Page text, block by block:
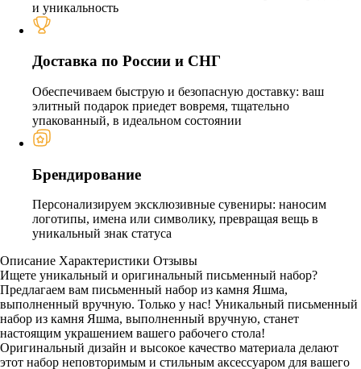
и уникальность
Доставка по России и СНГ
Обеспечиваем быструю и безопасную доставку: ваш
элитный подарок приедет вовремя, тщательно
упакованный, в идеальном состоянии
Брендирование
Персонализируем эксклюзивные сувениры: наносим
логотипы, имена или символику, превращая вещь в
уникальный знак статуса
Описание Характеристики Отзывы
Ищете уникальный и оригинальный письменный набор?
Предлагаем вам письменный набор из камня Яшма,
выполненный вручную. Только у нас! Уникальный письменный
набор из камня Яшма, выполненный вручную, станет
настоящим украшением вашего рабочего стола!
Оригинальный дизайн и высокое качество материала делают
этот набор неповторимым и стильным аксессуаром для вашего